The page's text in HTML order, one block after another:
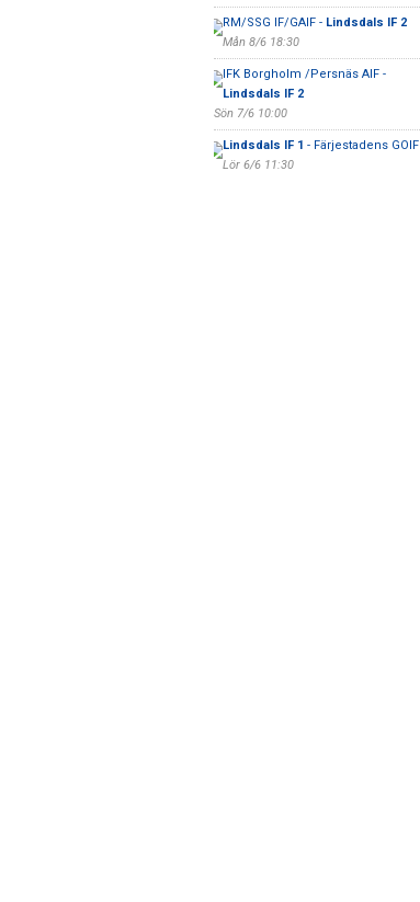
RM/SSG IF/GAIF - Lindsdals IF 2
Mån 8/6 18:30
IFK Borgholm /Persnäs AIF -
Lindsdals IF 2
Sön 7/6 10:00
Lindsdals IF 1 - Färjestadens GOIF
Lör 6/6 11:30